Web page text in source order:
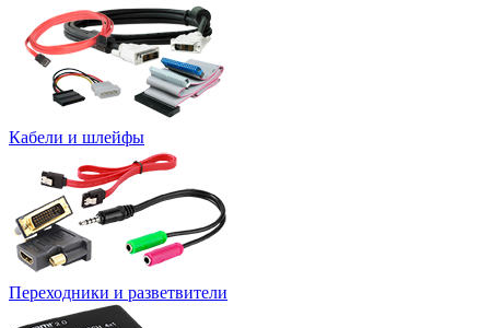
Кабели и шлейфы
Переходники и разветвители